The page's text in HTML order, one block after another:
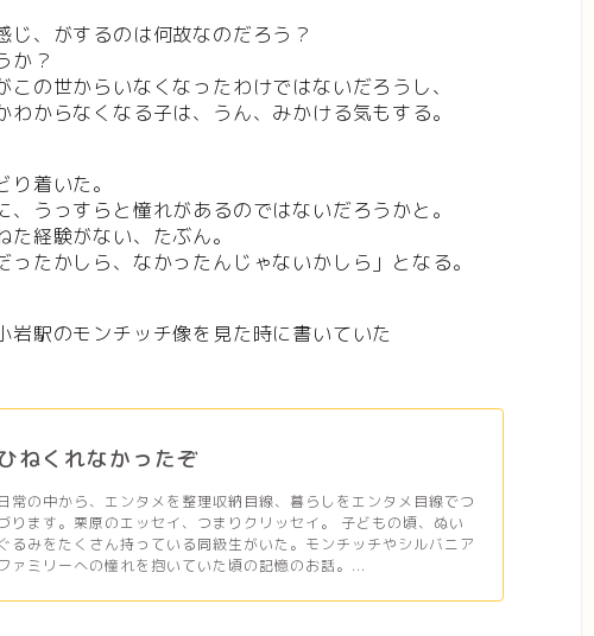
、がするのは何故なのだろう？
か？
の世からいなくなったわけではないだろうし、
からなくなる子は、うん、みかける気もする。
着いた。
うっすらと憧れがあるのではないだろうかと。
経験がない、たぶん。
たかしら、なかったんじゃないかしら」となる。
岩駅のモンチッチ像を見た時に書いていた
ねくれなかったぞ
日常の中から、エンタメを整理収納目線、暮らしをエンタメ目線でつ
ります。栗原のエッセイ、つまりクリッセイ。 子どもの頃、ぬい
るみをたくさん持っている同級生がいた。モンチッチやシルバニア
ファミリーへの憧れを抱いていた頃の記憶のお話。...